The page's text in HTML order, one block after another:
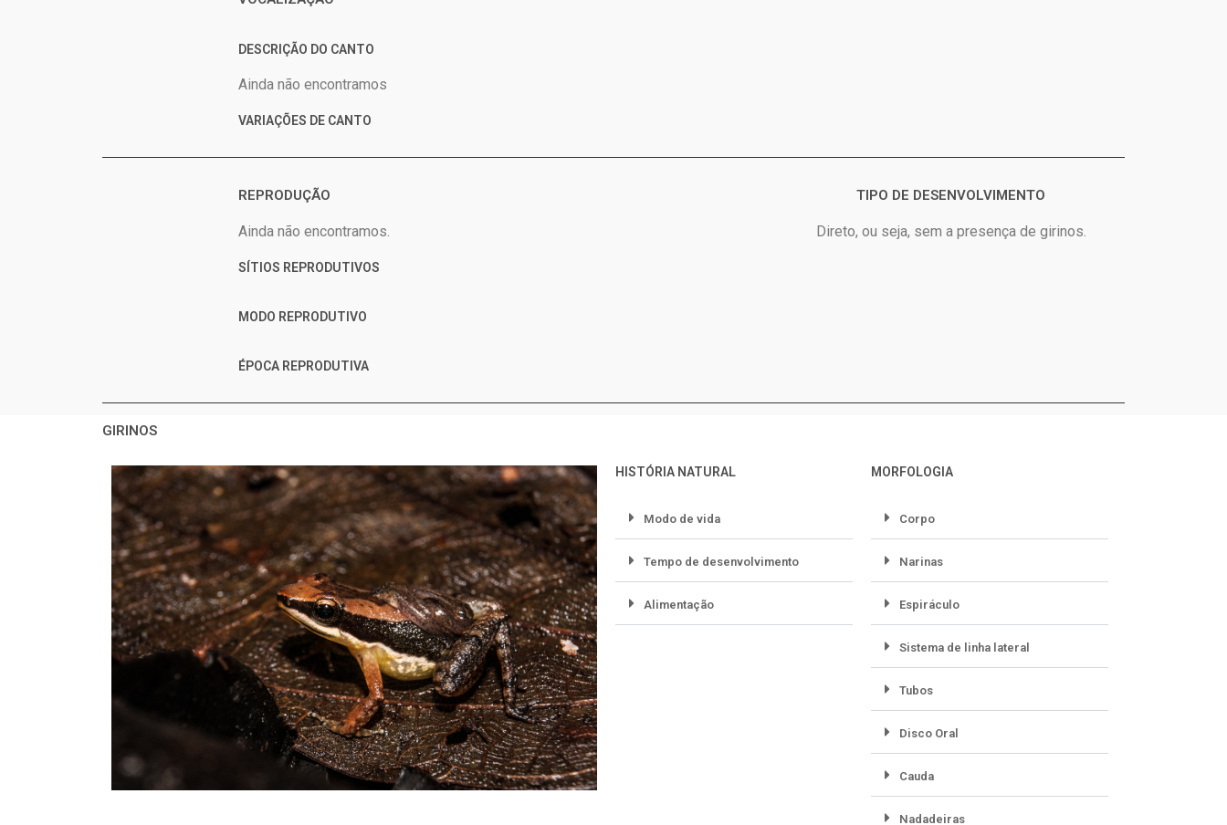
DESCRIÇÃO DO CANTO
Ainda não encontramos
VARIAÇÕES DE CANTO
REPRODUÇÃO
Ainda não encontramos.
SÍTIOS REPRODUTIVOS
MODO REPRODUTIVO
ÉPOCA REPRODUTIVA
TIPO DE DESENVOLVIMENTO
Direto, ou seja, sem a presença de girinos.
GIRINOS
HISTÓRIA NATURAL
Modo de vida
Tempo de desenvolvimento
Alimentação
MORFOLOGIA
Corpo
Narinas
Espiráculo
Sistema de linha lateral
Tubos
Disco Oral
Cauda
Nadadeiras